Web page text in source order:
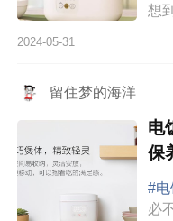
想
煲
2024-05-31
留住梦的海洋
电
保
#电
必